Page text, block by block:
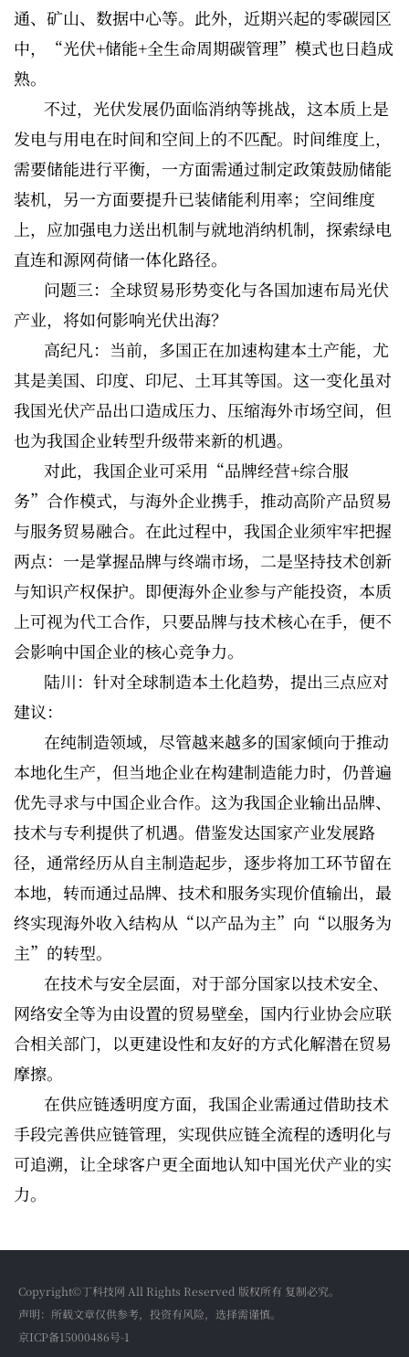
通、矿山、数据中心等。此外，近期兴起的零碳园区
中，“光伏+储能+全生命周期碳管理”模式也日趋成
熟。
不过，光伏发展仍面临消纳等挑战，这本质上是
发电与用电在时间和空间上的不匹配。时间维度上，
需要储能进行平衡，一方面需通过制定政策鼓励储能
装机，另一方面要提升已装储能利用率；空间维度
上，应加强电力送出机制与就地消纳机制，探索绿电
直连和源网荷储一体化路径。
问题三：全球贸易形势变化与各国加速布局光伏
产业，将如何影响光伏出海？
高纪凡：当前，多国正在加速构建本土产能，尤
其是美国、印度、印尼、土耳其等国。这一变化虽对
我国光伏产品出口造成压力、压缩海外市场空间，但
也为我国企业转型升级带来新的机遇。
对此，我国企业可采用“品牌经营+综合服
务”合作模式，与海外企业携手，推动高阶产品贸易
与服务贸易融合。在此过程中，我国企业须牢牢把握
两点：一是掌握品牌与终端市场，二是坚持技术创新
与知识产权保护。即便海外企业参与产能投资，本质
上可视为代工合作，只要品牌与技术核心在手，便不
会影响中国企业的核心竞争力。
陆川：针对全球制造本土化趋势，提出三点应对
建议：
在纯制造领域，尽管越来越多的国家倾向于推动
本地化生产，但当地企业在构建制造能力时，仍普遍
优先寻求与中国企业合作。这为我国企业输出品牌、
技术与专利提供了机遇。借鉴发达国家产业发展路
径，通常经历从自主制造起步，逐步将加工环节留在
本地，转而通过品牌、技术和服务实现价值输出，最
终实现海外收入结构从“以产品为主”向“以服务为
主”的转型。
在技术与安全层面，对于部分国家以技术安全、
网络安全等为由设置的贸易壁垒，国内行业协会应联
合相关部门，以更建设性和友好的方式化解潜在贸易
摩擦。
在供应链透明度方面，我国企业需通过借助技术
手段完善供应链管理，实现供应链全流程的透明化与
可追溯，让全球客户更全面地认知中国光伏产业的实
力。
Copyright©丁科技网 All Rights Reserved 版权所有 复制必究。
声明：所载文章仅供参考，投资有风险，选择需谨慎。
京ICP备15000486号-1